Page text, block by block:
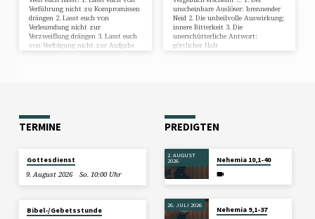
Verführung nicht zu Kompromissen
drängen 2. Lasst euch von
Verleumdung nicht zur
Verzweiflung drängen 3. Lasst euch
von Verfolgung nicht zur Aufgabe
unscheinbare Auslöser: brennender
Neid 2. Die unheilvolle Auswirkung:
innere Bitterkeit 3. Die
unerschütterliche Antwort:
göttlicher Halt
TERMINE
Gottesdienst
9. August 2026
So. 10:00 Uhr
Bibel-/Gebetsstunde
PREDIGTEN
2. AUGUST
2026 Nehemia 10,1-40
26. JULI 2026
Nehemia 9,1-37